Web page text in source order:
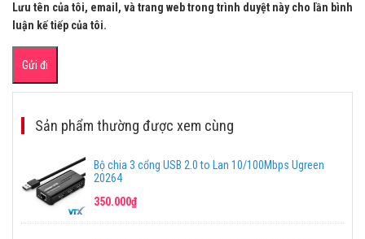
Lưu tên của tôi, email, và trang web trong trình duyệt này cho lần bình
luận kế tiếp của tôi.
Sản phẩm thường được xem cùng
Bộ chia 3 cổng USB 2.0 to Lan 10/100Mbps Ugreen
20264
350.000₫